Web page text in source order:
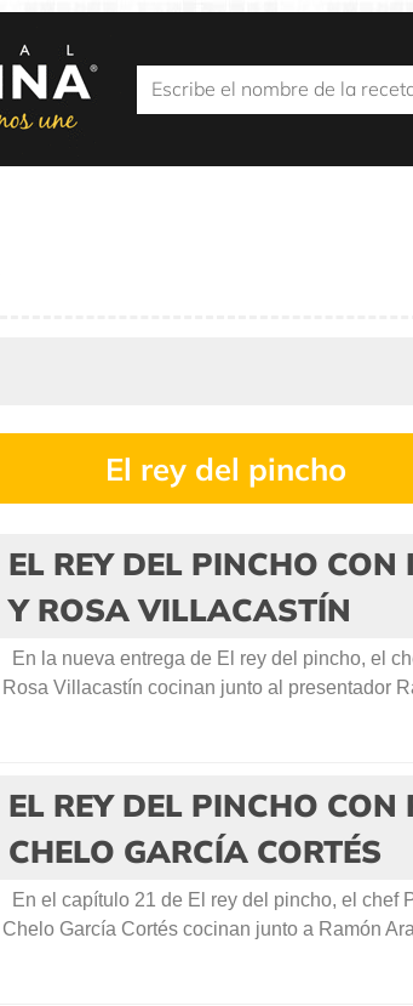
El rey del pincho
EL REY DEL PINCHO
Y ROSA VILLACASTÍN
En la nueva entrega de El rey del pincho, el
Rosa Villacastín cocinan junto al presentador
EL REY DEL PINCHO CON
CHELO GARCÍA CORTÉS
En el capítulo 21 de El rey del pincho, el chef
Chelo García Cortés cocinan junto a Ramón